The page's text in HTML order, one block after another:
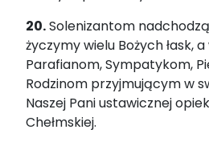
20.Solenizantom
życzymy wielu Bożych łask,
Parafianom, Sympatykom,
Rodzinom przyjmującym w
Naszej Pani ustawicznej
Chełmskiej.